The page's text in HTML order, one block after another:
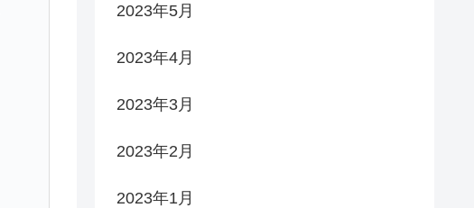
2023年5月
2023年4月
2023年3月
2023年2月
2023年1月